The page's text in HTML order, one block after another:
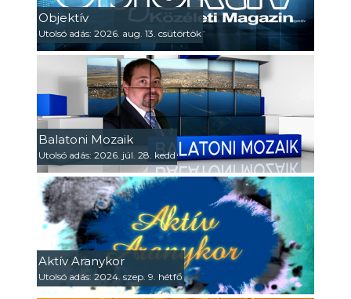
Objektív
Utolsó adás: 2026. aug. 13. csütörtök
Balatoni Mozaik
Utolsó adás: 2026. júl. 28. kedd
Aktív Aranykor
Utolsó adás: 2024. szep. 9. hétfő